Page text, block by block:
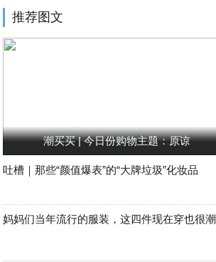
推荐图文
潮买买 | 今日份购物主题：原谅
吐槽｜那些“颜值爆表”的“大牌垃圾”化妆品
妈妈们当年流行的服装，这四件现在穿也很潮